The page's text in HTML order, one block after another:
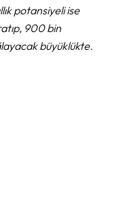
potansiyeli ise
900 bin
büyüklükte.